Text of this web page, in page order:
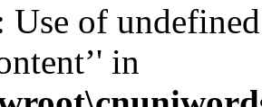
Use of
in